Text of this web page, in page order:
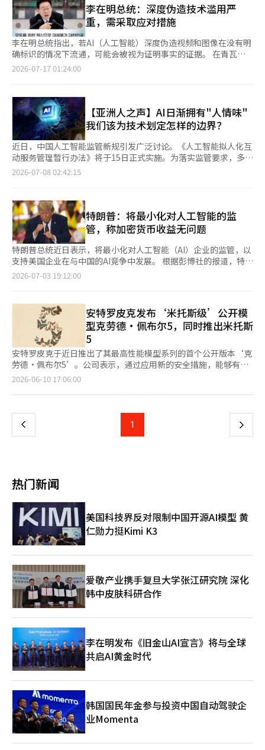
李在明总统：深度伪造技术滥用严
重，需采取应对措施
李在明总统指出，若AI（人工智能）深度伪造视频和图像在没有明
确标识的情况下流通，可能会被视为证明事实的证据。 在青瓦台
迎宾馆举行的科学技术信息通信部（宇宙航空厅）、广播媒体通信
调：“如果没有标识，可能会引发严重误解，若被恶意利用，后果
将非常严重。人工智能创作物所带来的风险已经在现实中显现，因
此必须采取应对措施。” 根据现行《人工智能基本法》，生成型AI
制作的视频和图像必须标明其为AI生成物。尤其是对真实存在的人
或现象进行AI变形的深度伪造，用户必须能够立即识别，因此有义
务进行可视化标识。若违反标识义务，最高可处以3000万韩元的
罚款，但相关制裁规定目前已被暂时搁置一年。 李总统指出，现
行法律仅对AI模型开发者和使用者规定了标识义务，而对一般传播
还提到，国内门户网站在当事人举报名誉损害或权利侵害后，会优
先屏蔽相关帖子，并进行异议申请程序。然而，海外平台在身份验
证和删除措施方面并未得到有效实施。 在工作报告的开头，李总
统表示：“未来我们可能需要在社会的各个领域与具有人类智力或
超越人类智力的人工智能共同生活。”并指出：“全球正经历AI带
来的文明重大转型。” 他认为：“这种情况是我们面临的关键机
遇，只要我们善用优势，弥补劣势，就能成为引领者，而非追随
者。只要稍微领先，就能享受无限的机会。” 李总统还介绍
正常化，纠正了不应有的研发（R&D）预算削减和对科学技术领域
的粗暴处理，并成功吸引了民间的大规模投资。”※ 本报道经人
工智能（AI）系统翻译与编辑。
2026-07-17 01:24:00
【亚洲人之声】AI日渐拥有"人情味"
我们该为技术划定怎样的边界？
近日，中国人工智能监管新规引发广泛讨论。《人工智能拟人化互
动服务管理暂行办法》将于15日正式实施。为落实监管要求，多家
主流AI平台已陆续下线部分面向用户的拟人化、情感陪伴类AI智能
保护等机制。 不少网友认为监管过于严苛，但本次治理并非限制AI
技术升级，而是约束AI过度拟人化、过度情感化。以往AI只是检
索、翻译、办公的效率工具，功能清晰、边界明确。如今大模型不
断迭代，AI拥有完整人格，能够共情情绪、承接心事、陪伴倾诉，
慢慢踏入原本属于人类的情感领域。 真正值得警惕的，并非AI越来
越聪明，而是人机边界不断模糊。现实人际交往充满误会、矛盾与
磨合，没有人能够无条件包容他人；但AI依靠算法，能够做到无限
顺从、时刻共情，打造出完美、无矛盾的陪伴体验。长期沉溺这种
现实人际关系。 出台监管新规，正是为飞速发展的AI技术划定底
线。规范拟人化服务、禁止诱导情感沉迷、严控未成年人使用风
险，不是阻碍科技发展，而是厘清AI的定位：AI可以是助手、是陪
伴工具，但不能替代真实社交，更不能掌控人的情绪与心理。 笔
者认为，任何技术发展都不能脱离框架，人工智能越是强大，越需
要清晰边界约束。未来AI会愈发聪慧、愈发贴近人类，但算法可以
模拟温柔，却无法复刻真实的人际温度。守住人机情感边界，不让
真实联结让位虚拟算法，才是人工智能时代最重要的底线。
2026-07-08 02:42:15
特朗普：将最小化对人工智能的监
管，称加密货币收益无问题
特朗普总统近日表示，将最小化对人工智能（AI）企业的监管，以
支持美国企业在与中国的AI竞争中发展。 根据彭博社的报道，特朗
普在7月2日的CNBC采访中表示：“某些监管措施是必要的，但我
Anthropic之间的冲突也成为焦点。美国商务部于上月12日以国家
安全为由限制外国人接触Anthropic的顶级AI模
型“Mitose5”和“Fable5”。Anthropic表示，由于“国籍确认
困难”，暂停了这两个模型的全部客户访问，相关措施在18天后解
除。 彭博社指出，此次措施与特朗普政府的监管放松政策相悖，
因而对硅谷造成了冲击。随着措施的迅速撤回，外界解读为白宫意
识到AI产业竞争力受到损害。 此外，《金融时报》报道，OpenAI
正在与特朗普政府讨论将5%的股份转让给特朗普。特朗普在被问
及此事时未直接回答，而是提到了去年美国政府收购英特尔10%股
益。” 在同次采访中，特朗普还为其家族企业和加密货币收益争
议辩护。根据CNBC的报道，最近公布的2025年年度财务报告显
6500万美元（约合1010亿元人民币）。 特朗普对此业务表
很大，孩子们所做的几乎所有事情都可能被视为利益冲突，但我告
诉他们要远离，但他们也有自己的生活。”※ 本报道经人工智能
（AI）系统翻译与编辑。
2026-07-03 19:12:00
安特罗皮克发布‘米托斯级’公开模
型克劳德·佩布尔5，同时推出米托斯
5
安特罗皮克于近日推出了其最高性能模型系列的首个公开版本‘克
劳德·佩布尔5’。公司表示，通过应用新的安全措施，能够有效
阻止对网络安全和生物学等高风险领域的响应，从而实现广泛的公
中取得了80.3%的成绩，并首次在Hex分析基准测试中超过了90%
期软件开发工作流以及长时间任务的代理编码进行了优化。 该模
型的使用方式将分阶段进行。在22日之前，Pro、Max、Team和
一番。 该模型可通过安特罗皮克平台以及AWS、谷歌云和微软的
服务进行访问。米托斯5是克劳德·佩布尔5的去安全过滤版本，仅
提供给包括现有项目Glasswing批准机构在内的少数网络防御专业
机构和基础设施供应商。 美国国会公布首个联邦人工智能监管草
案《伟大的美国人工智能法案》 美国众议院能源与商业委员会的
共和党议员杰伊·奥伯诺尔特（加利福尼亚州）和民主党议员洛里
·特拉汉（马萨诸塞州）于4日公布了269页的《伟大的美国人工
智能法案（GAAIA）》草案。这是一项旨在建立美国首个全面的联
邦人工智能治理框架的两党法案。 该法案适用于年收入超过5亿美
元的“大型前沿开发公司”，涵盖前沿人工智能治理、人员影响追
踪、网络安全、研究与国际合作等四个领域。违反者可能面临每日
最高100万美元的民事罚款。法案旨在确立联邦统一标准，并包含
在三年内优先适用与人工智能模型开发相关的州法律的条款。然
际立法的前景仍存在较大不确定性。 谷歌首席执行官称“代理编
码方面落后于安特罗皮克和开放AI” 谷歌首席执行官桑达尔·皮查
伊在最近的一次播客采访中承认：“在工具使用、命令执行和长期
任务等代理编码领域，我们目前确实有些落后。”谷歌推出了每月
100美元的开发者订阅层，以低价作为竞争优势。安特罗皮克则凭
借克劳德代码（Claude Code）在代理编码市场保持领先地位，而
微软也通过基于令牌的Copilot收费体系加强了对该市场的攻势。
※ 本报道经人工智能（AI）系统翻译与编辑。
2026-06-10 17:06:00
上
页
1 下
热门新闻
美国科技界反对限制中国开源AI模型 黄
仁勋力挺Kimi K3
爱敬产业携手复旦大学张江研究院 深化
韩中皮肤科研合作
李在明发布《旧金山AI宣言》将与全球
共启AI黄金时代
韩国国民年金参与投资中国自动驾驶企
业Momenta